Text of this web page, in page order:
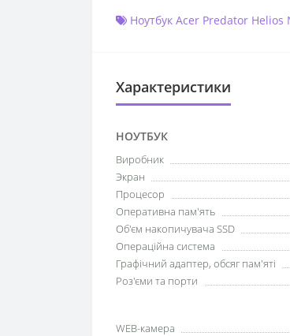
Ноутбук Acer Predator Helios
Характеристики
НОУТБУК
Виробник
Экран
Процесор
Оперативна пам'ять
Об'єм накопичувача SSD
Операційна система
Графічний адаптер, обсяг пам'яті
Роз'єми та порти
WEB-камера